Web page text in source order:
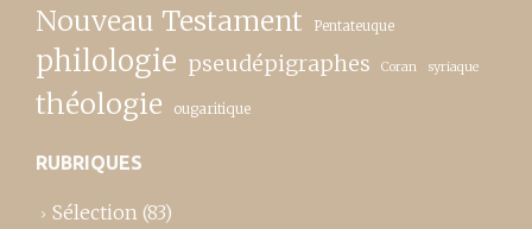
Nouveau Testament Pentateuque
philologie pseudépigraphes Coran syriaque
théologie ougaritique
RUBRIQUES
Sélection (83)